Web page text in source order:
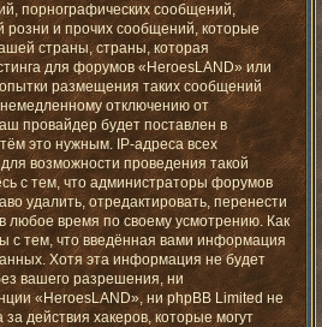
порнографических сообщений,
розни и прочих сообщений, которые
страны, страны, которая
для форумов «HeroesLAND» или
размещения таких сообщений
отключению от
провайдер будет поставлен в
это нужным. IP-адреса всех
возможности проведения такой
с тем, что администраторы форумов
удалить, отредактировать, перенести
любое время по своему усмотрению. Как
с тем, что введённая вами информация
Хотя эта информация не будет
вашего разрешения, ни
«HeroesLAND», ни phpBB Limited не
действия хакеров, которые могут